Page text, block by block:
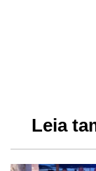
Leia